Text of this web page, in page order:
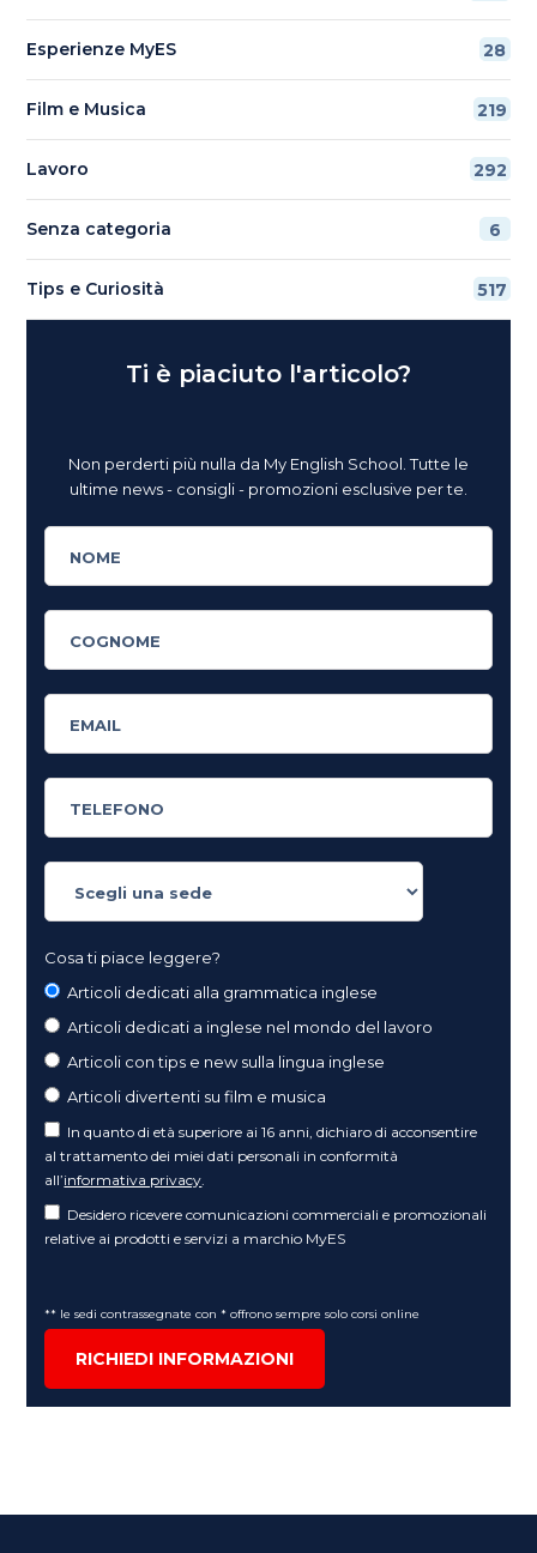
Esperienze MyES 28
Film e Musica 219
Lavoro 292
Senza categoria 6
Tips e Curiosità 517
Ti è piaciuto l'articolo?
Non perderti più nulla da My English School. Tutte le
ultime news - consigli - promozioni esclusive per te.
Cosa ti piace leggere?
Articoli dedicati alla grammatica inglese
Articoli dedicati a inglese nel mondo del lavoro
Articoli con tips e new sulla lingua inglese
Articoli divertenti su film e musica
In quanto di età superiore ai 16 anni, dichiaro di acconsentire
al trattamento dei miei dati personali in conformità
all’informativa privacy
Desidero ricevere comunicazioni commerciali e promozionali
relative ai prodotti e servizi a marchio MyES
** le sedi contrassegnate con * offrono sempre solo corsi online
RICHIEDI INFORMAZIONI